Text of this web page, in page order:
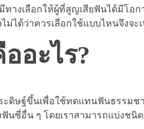
างเลือกให้ผู้ที่สูญเสียฟันได้มีโอ
ได้ว่าควรเลือกใช้แบบไหนจึงจะ
อะไร?
ษฐ์ขึ้นเพื่อใช้ทดแทนฟันธรรมชา
ฟันซี่อื่น ๆ โดยเราสามารถแบ่งช